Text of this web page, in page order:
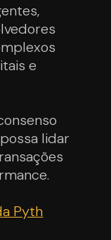
e
lidar
Pyth